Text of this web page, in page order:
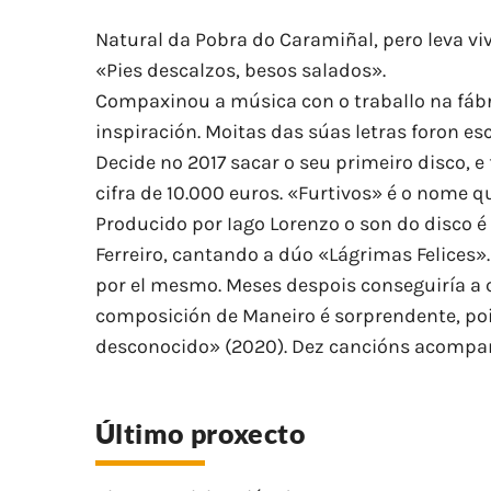
Natural da Pobra do Caramiñal, pero leva
«Pies descalzos, besos salados».
Compaxinou a música con o traballo na
inspiración. Moitas das súas letras foron
Decide no 2017 sacar o seu primeiro
cifra de 10.000 euros. «Furtivos» é o nome
Producido por Iago Lorenzo o son do disco
Ferreiro, cantando a dúo «Lágrimas
por el mesmo. Meses despois conseguiría
composición de Maneiro é sorprendente,
desconocido» (2020). Dez cancións
Último proxecto